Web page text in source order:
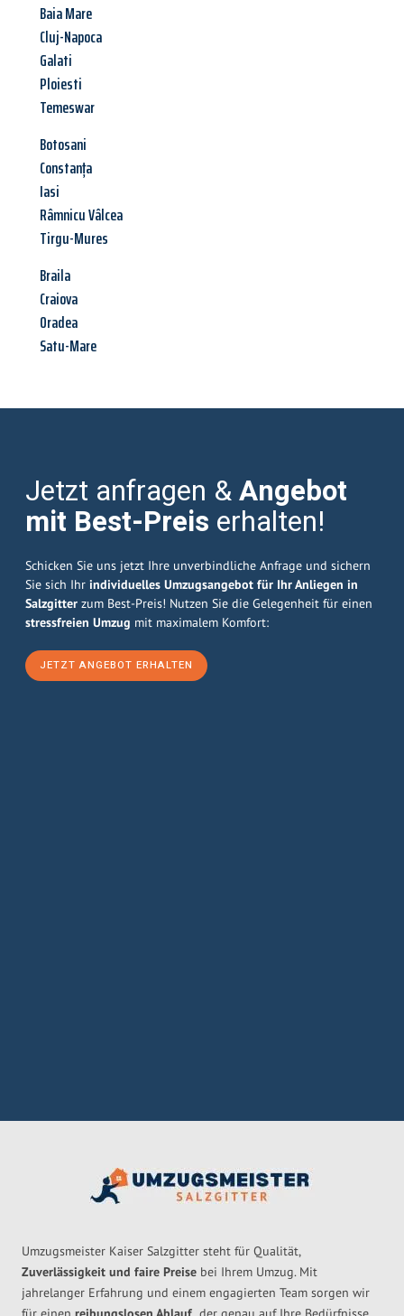
Baia Mare
Cluj-Napoca
Galati
Ploiesti
Temeswar
Botosani
Constanța
Iasi
Râmnicu Vâlcea
Tirgu-Mures
Braila
Craiova
Oradea
Satu-Mare
Jetzt anfragen &Angebot
mit Best-Preis erhalten!
Schicken Sie uns jetzt Ihre unverbindliche Anfrage und sichern
Sie sich Ihr individuelles Umzugsangebot für Ihr Anliegen in
Salzgitter zum Best-Preis! Nutzen Sie die Gelegenheit für einen
stressfreien Umzug mit maximalem Komfort:
JETZT ANGEBOT ERHALTEN
Umzugsmeister Kaiser Salzgitter steht für Qualität,
Zuverlässigkeit und faire Preise bei Ihrem Umzug. Mit
jahrelanger Erfahrung und einem engagierten Team sorgen wir